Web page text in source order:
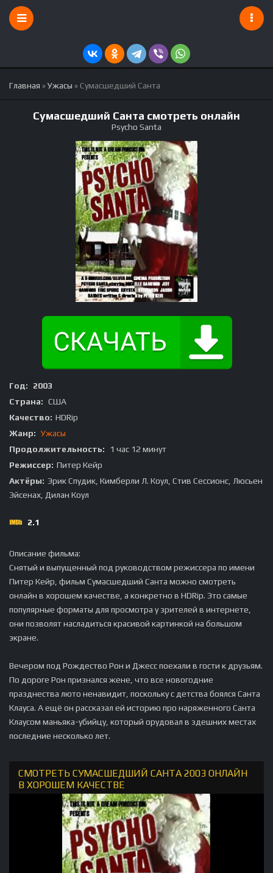
Главная »Ужасы » Сумасшедший Санта
Сумасшедший Санта смотреть онлайн
Psycho Santa
Год:
2003
Страна: США
Качество: HDRip
Жанр: Ужасы
Продолжительность:
1 час 12 минут
Режиссер: Питер Кейр
Актёры: Эрик Спудик, Кимберли Л. Коул, Стив Сессионс, Люсьен
Эйсенах, Дилан Коул
2.1
Описание фильма:
Снятый и выпущенный под руководством режиссера по имени
Питер Кейр, фильм Сумасшедший Санта можно смотреть
онлайн в хорошем качестве, а конкретно в HDRip. Это самые
популярные форматы для просмотра у зрителей в интернете,
они позволят насладиться красивой картинкой на большом
экране.
Вечером под Рождество Рон и Джесс поехали в гости к друзьям.
По дороге Рон признался жене, что все новогодние
празднества люто ненавидит, поскольку с детства боялся Санта
Клауса. А ещё он рассказал ей историю про наряженного Санта
Клаусом маньяка-убийцу, который орудовал в здешних местах
последние несколько лет.
СМОТРЕТЬ СУМАСШЕДШИЙ САНТА 2003 ОНЛАЙН
В ХОРОШЕМ КАЧЕСТВЕ